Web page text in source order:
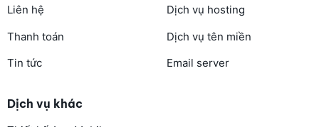
Liên hệ
Thanh toán
Tin tức
Dịch vụ hosting
Dịch vụ tên miền
Email server
Dịch vụ khác